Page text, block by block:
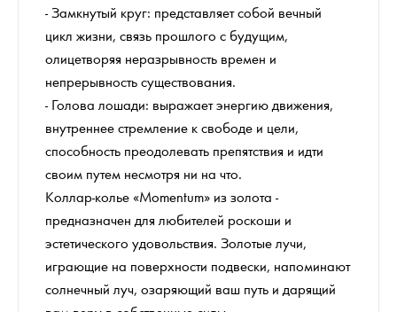
- Замкнутый круг: представляет собой вечный
цикл жизни, связь прошлого с будущим,
олицетворяя неразрывность времен и
непрерывность существования.
- Голова лошади: выражает энергию движения,
внутреннее стремление к свободе и цели,
способность преодолевать препятствия и идти
своим путем несмотря ни на что.
Коллар-колье «Momentum» из золота -
предназначен для любителей роскоши и
эстетического удовольствия. Золотые лучи,
играющие на поверхности подвески, напоминают
солнечный луч, озаряющий ваш путь и дарящий